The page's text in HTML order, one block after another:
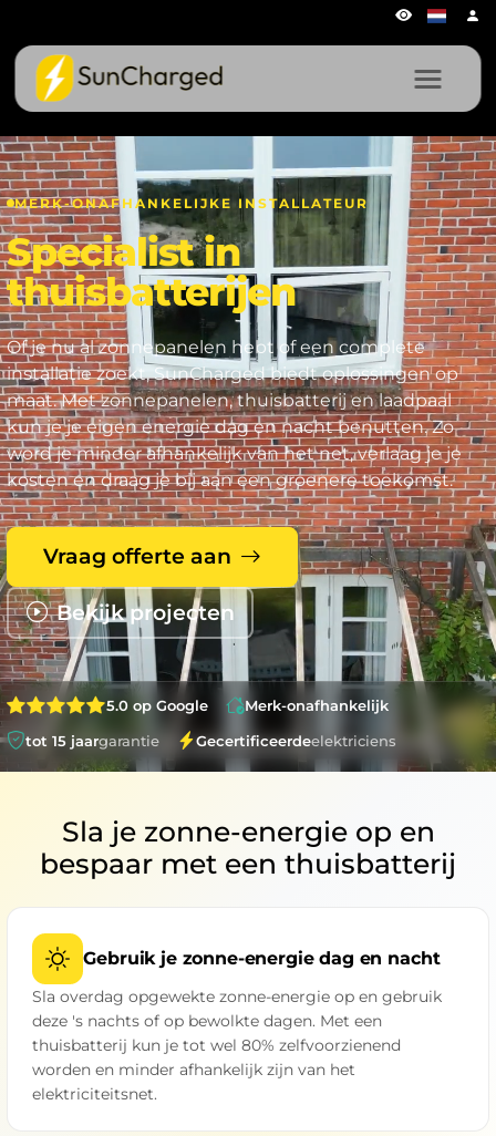
MERK-ONAFHANKELIJKE INSTALLATEUR
Specialist in
thuisbatterijen
Of je nu al zonnepanelen hebt of een complete
installatie zoekt, SunCharged biedt oplossingen op
maat. Met zonnepanelen, thuisbatterij en laadpaal
kun je je eigen energie dag en nacht benutten. Zo
word je minder afhankelijk van het net, verlaag je je
kosten en draag je bij aan een groenere toekomst.
Vraag offerte aan
Bekijk projecten
5.0 op Google
Merk-onafhankelijk
tot 15 jaargarantie Gecertificeerdeelektriciens
Sla je zonne-energie op en
bespaar met een thuisbatterij
Gebruik je zonne-energie dag en nacht
Sla overdag opgewekte zonne-energie op en gebruik
deze 's nachts of op bewolkte dagen. Met een
thuisbatterij kun je tot wel 80% zelfvoorzienend
worden en minder afhankelijk zijn van het
elektriciteitsnet.